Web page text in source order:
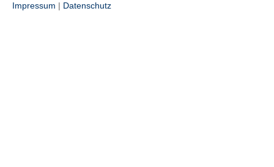
Impressum | Datenschutz